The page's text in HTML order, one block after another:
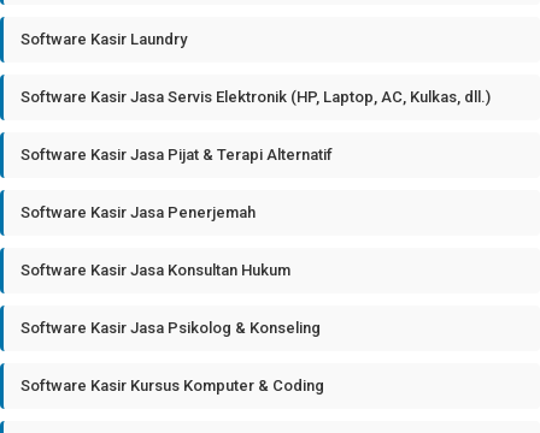
Software Kasir Laundry
Software Kasir Jasa Servis Elektronik (HP, Laptop, AC, Kulkas, dll.)
Software Kasir Jasa Pijat & Terapi Alternatif
Software Kasir Jasa Penerjemah
Software Kasir Jasa Konsultan Hukum
Software Kasir Jasa Psikolog & Konseling
Software Kasir Kursus Komputer & Coding